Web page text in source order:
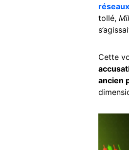
tollé,
Cette
ancien